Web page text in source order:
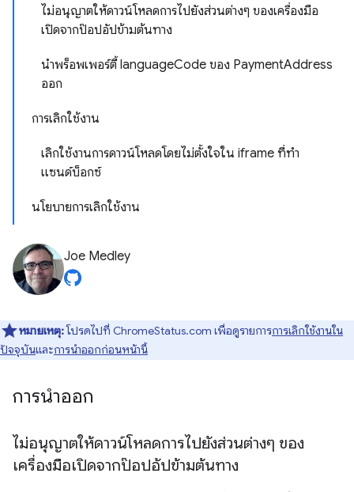
ไม่อนุญาตให้ดาวน์โหลดการไปยังส่วนต่างๆ ของเครื่องมือ
เปิดจากป๊อปอัปข้ามต้นทาง
นำพร็อพเพอร์ตี้ languageCode ของ PaymentAddress
ออก
การเลิกใช้งาน
เลิกใช้งานการดาวน์โหลดโดยไม่ตั้งใจใน iframe ที่ทำ
แซนด์บ็อกซ์
นโยบายการเลิกใช้งาน
Joe Medley
หมายเหตุ:โปรดไปที่ ChromeStatus.com เพื่อดูรายการการเลิกใช้งานใน
ปัจจุบันและการนําออกก่อนหน้านี้
การนำออก
ไม่อนุญาตให้ดาวน์โหลดการไปยังส่วนต่างๆ ของ
เครื่องมือเปิดจากป๊อปอัปข้ามต้นทาง